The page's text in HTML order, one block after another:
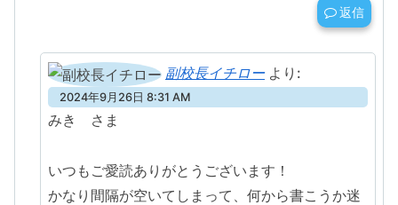
返信
副校長イチロー より:
2024年9月26日 8:31 AM
みき さま
いつもご愛読ありがとうございます！
かなり間隔が空いてしまって、何から書こうか迷